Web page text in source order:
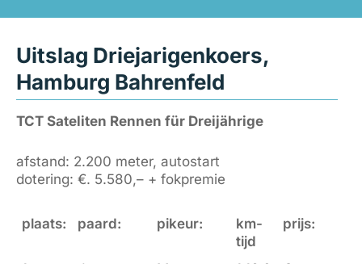
Uitslag Driejarigenkoers,
Hamburg Bahrenfeld
TCT Sateliten Rennen für Dreijährige
afstand: 2.200 meter, autostart
dotering: €. 5.580,– + fokpremie
plaats: paard: pikeur:
km-
tijd
prijs: